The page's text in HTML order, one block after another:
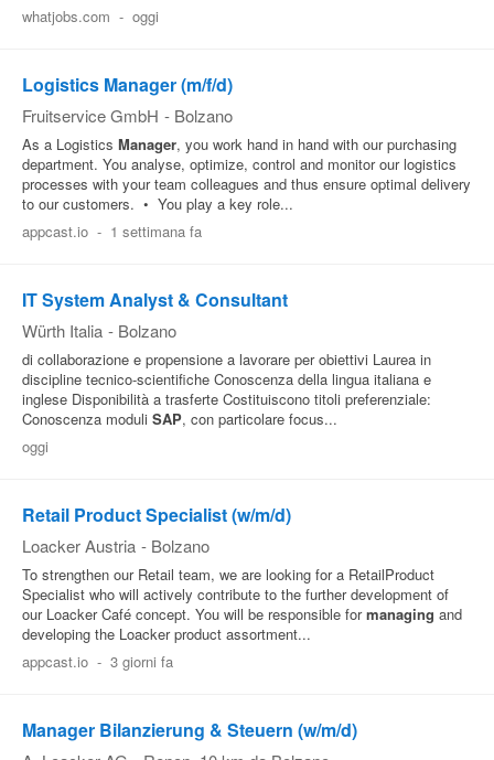
whatjobs.com - oggi
Logistics Manager (m/f/d)
Fruitservice GmbH - Bolzano
As a Logistics Manager, you work hand in hand with our purchasing
department. You analyse, optimize, control and monitor our logistics
processes with your team colleagues and thus ensure optimal delivery
to our customers. • You play a key role...
appcast.io - 1 settimana fa
IT System Analyst & Consultant
Würth Italia - Bolzano
di collaborazione e propensione a lavorare per obiettivi Laurea in
discipline tecnico-scientifiche Conoscenza della lingua italiana e
inglese Disponibilità a trasferte Costituiscono titoli preferenziale:
Conoscenza moduli SAP, con particolare focus...
oggi
Retail Product Specialist (w/m/d)
Loacker Austria - Bolzano
To strengthen our Retail team, we are looking for a RetailProduct
Specialist who will actively contribute to the further development of
our Loacker Café concept. You will be responsible formanaging and
developing the Loacker product assortment...
appcast.io - 3 giorni fa
Manager Bilanzierung & Steuern (w/m/d)